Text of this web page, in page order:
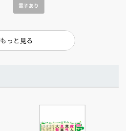
電子あり
もっと見る